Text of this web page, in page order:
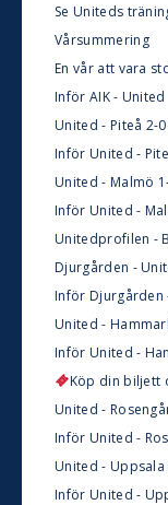
Se Uniteds
Vårsummering
En vår att vara
Inför AIK - United
United - Piteå 2-
Inför United -
United - Malmö
Inför United -
Unitedprofilen -
Djurgården -
Inför Djurgården
United -
Inför United -
Köp din biljett
United -
Inför United -
United - Uppsala
Inför United -